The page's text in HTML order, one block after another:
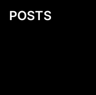
POSTS